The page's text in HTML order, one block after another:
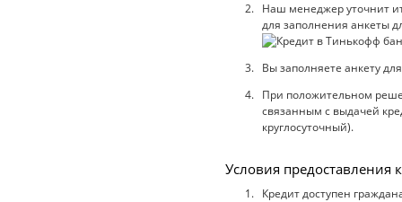
Наш менеджер уточнит
для заполнения анкеты
Вы заполняете анкету
При положительном
связанным с выдачей
круглосуточный).
Условия предоставления
Кредит доступен